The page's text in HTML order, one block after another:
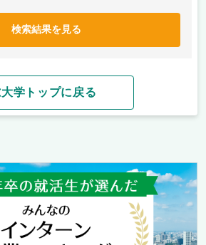
検索結果を見る
大学トップに戻る